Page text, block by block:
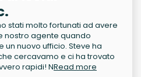
stati molto fortunati ad avere
nostro agente quando
nuovo ufficio. Steve ha
cercavamo e ci ha trovato
rapidi! NRead more